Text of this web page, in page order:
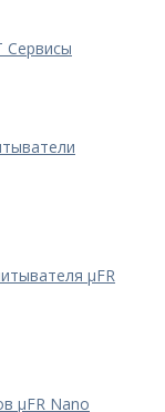
Сервисы
μFR
μFR Nano